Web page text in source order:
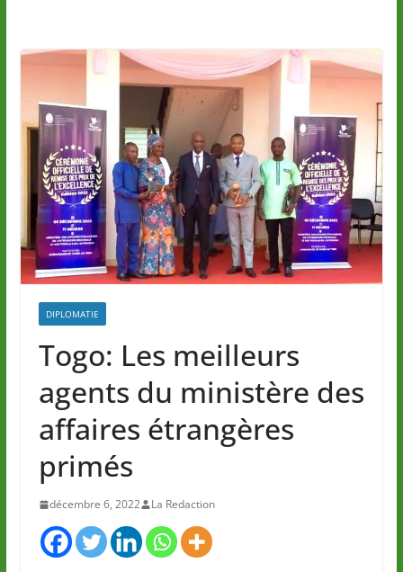
DIPLOMATIE
Togo: Les meilleurs
agents du ministère des
affaires étrangères
primés
décembre 6, 2022 La Redaction